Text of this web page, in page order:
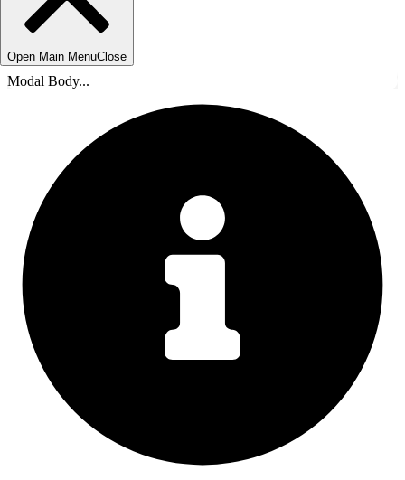
Open Main MenuClose
Modal Body...